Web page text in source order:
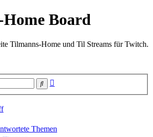
Board
Tilmanns-Home und Til Streams für Twitch.
Suche
Themen